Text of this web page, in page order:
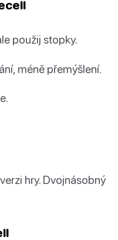
použij stopky.
méně přemýšlení.
hry. Dvojnásobný